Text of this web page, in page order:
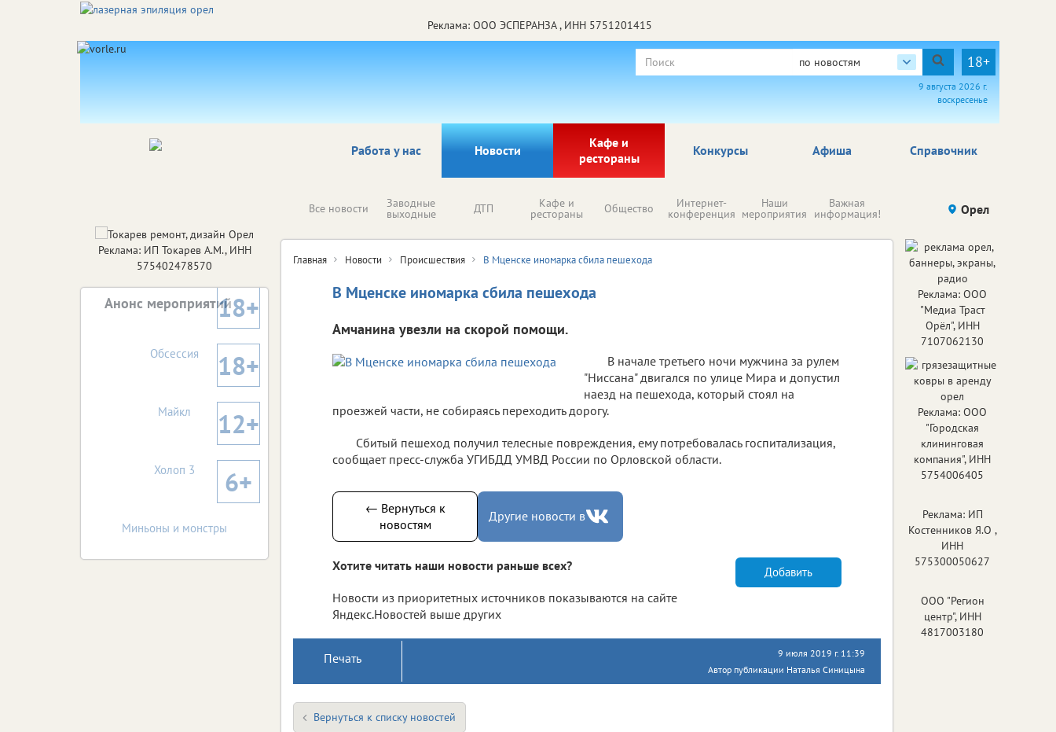
Реклама: ООО ЭСПЕРАНЗА , ИНН 5751201415
по новостям 18+
9 августа 2026 г.
воскресенье
Работа у нас Новости
Кафе и
рестораны
Афиша Справочник
Конкурсы
Все новости Заводные
выходные ДТП Кафе и
рестораны Общество Интернет-
конференция
Наши
мероприятия
Важная
информация! Происшествия Здоровье
Орел
Главная Новости Происшествия В Мценске иномарка сбила пешехода
В Мценске иномарка сбила пешехода
Амчанина увезли на скорой помощи.
В начале третьего ночи мужчина за рулем
"Ниссана" двигался по улице Мира и допустил
наезд на пешехода, который стоял на
проезжей части, не собираясь переходить дорогу.
Сбитый пешеход получил телесные повреждения, ему потребовалась госпитализация,
сообщает пресс-служба УГИБДД УМВД России по Орловской области.
← Вернуться к
новостям
Другие новости в
Хотите читать наши новости раньше всех?
Новости из приоритетных источников показываются на сайте
Яндекс.Новостей выше других
Добавить
Печать
9 июля 2019 г. 11:39
Автор публикации Наталья Синицына
Вернуться к списку новостей
Реклама: ИП Токарев А.М., ИНН
575402478570
Анонс мероприятий18+
Обсессия 18+
Майкл 12+
Холоп 3 6+
Миньоны и монстры
Реклама: ООО
"Медиа Траст
Орёл", ИНН
7107062130
Реклама: ООО
"Городская
клининговая
компания", ИНН
5754006405
Реклама: ИП
Костенников Я.О ,
ИНН
575300050627
ООО "Регион
центр", ИНН
4817003180